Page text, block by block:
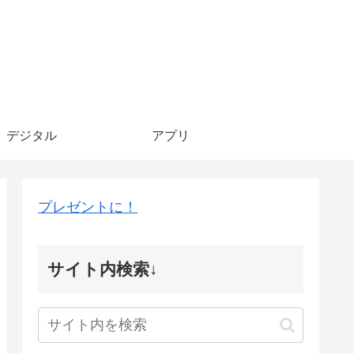
デジタル アプリ
プレゼントに！
サイト内検索↓